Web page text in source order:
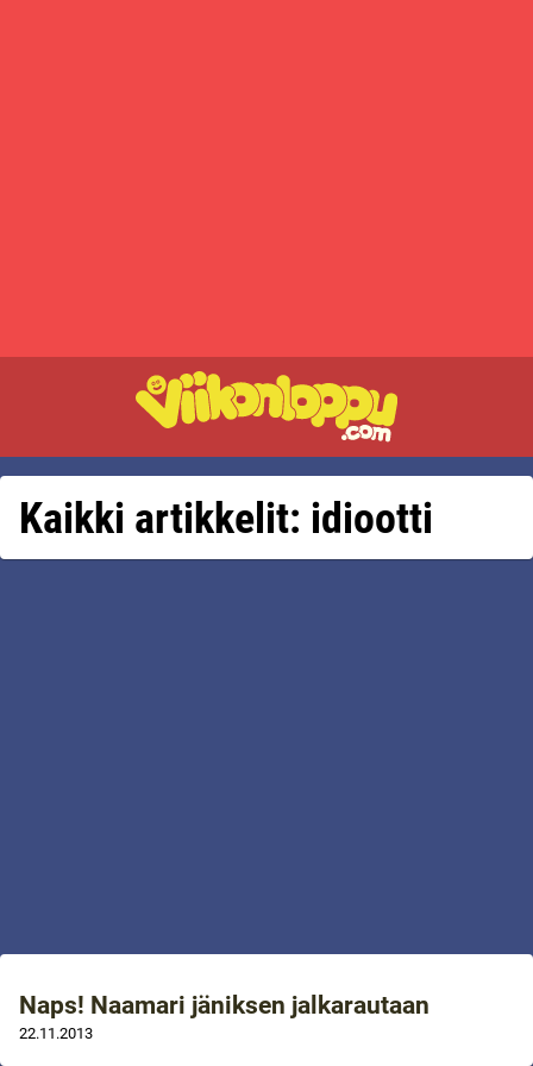
Kaikki artikkelit: idiootti
Naps! Naamari jäniksen jalkarautaan
22.11.2013